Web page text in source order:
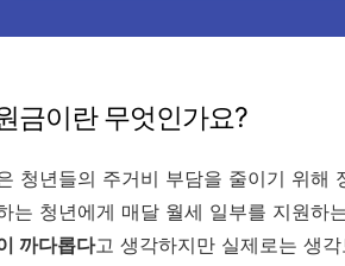
금이란 무엇인가요?
청년들의 주거비 부담을 줄이기 위해
는 청년에게 매달 월세 일부를 지원하
까다롭다고 생각하지만 실제로는 생